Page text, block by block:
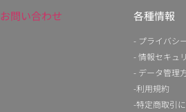
お問い合わせ 各種情報
- プライバシ
- 情報セキュ
- データ管理
-利用規約
-特定商取引